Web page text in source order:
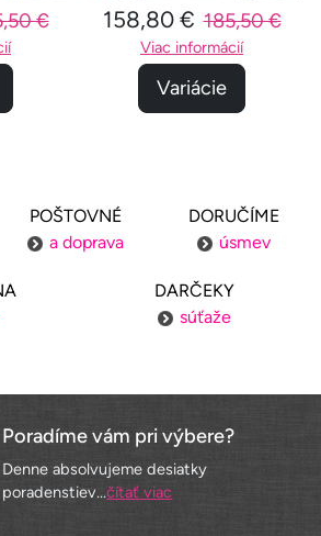
€ 158,80 € 185,50 €
Viac informácií
Variácie
POŠTOVNÉ
a doprava
DORUČÍME
úsmev
DARČEKY
súťaže
Poradíme vám pri výbere?
Denne absolvujeme desiatky
poradenstiev...čítať viac